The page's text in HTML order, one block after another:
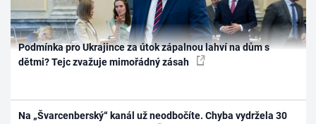
Podmínka pro Ukrajince za útok zápalnou lahví na dům s
dětmi? Tejc zvažuje mimořádný zásah
Na „Švarcenberský“ kanál už neodbočíte. Chyba vydržela 30